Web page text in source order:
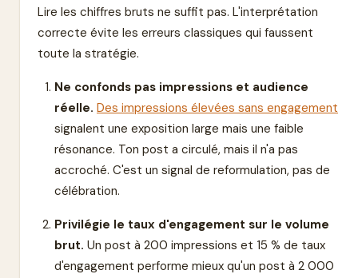
Lire les chiffres bruts ne suffit pas. L'interprétation
correcte évite les erreurs classiques qui faussent
toute la stratégie.
Ne confonds pas impressions et audience
réelle. Des impressions élevées sans engagement
signalent une exposition large mais une faible
résonance. Ton post a circulé, mais il n'a pas
accroché. C'est un signal de reformulation, pas de
célébration.
Privilégie le taux d'engagement sur le volume
brut. Un post à 200 impressions et 15 % de taux
d'engagement performe mieux qu'un post à 2 000